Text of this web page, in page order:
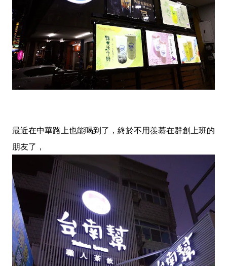
最近在中華路上也能喝到了，終於不用羨慕在群創上班的
朋友了，